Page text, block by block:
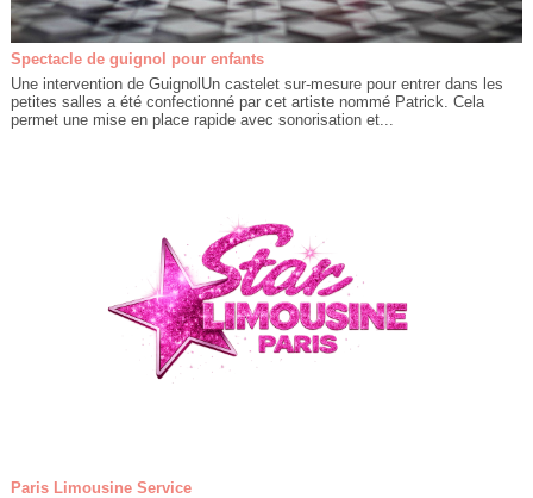
Spectacle de guignol pour enfants
Une intervention de GuignolUn castelet sur-mesure pour entrer dans les
petites salles a été confectionné par cet artiste nommé Patrick. Cela
permet une mise en place rapide avec sonorisation et...
Paris Limousine Service